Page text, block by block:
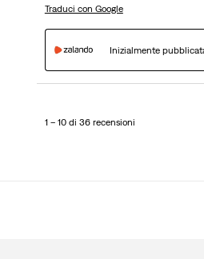
Traduci con Google
Inizialmente
1 – 10 di 36 recensioni